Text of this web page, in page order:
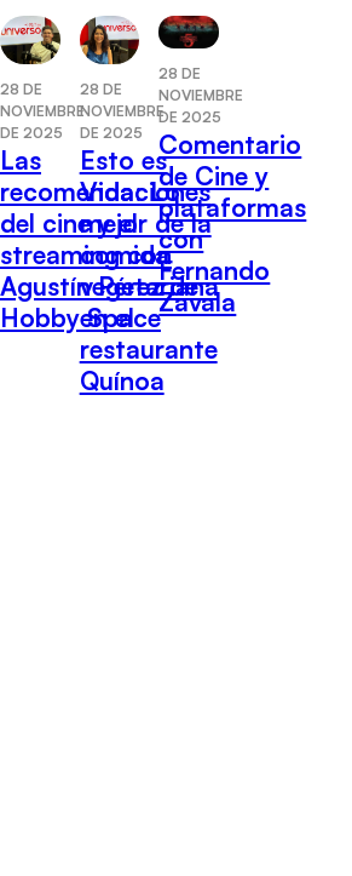
28 DE
NOVIEMBRE
DE 2025
Las
recomendaciones
del cine y el
streaming con
Agustín Pérez de
Hobby Space
28 DE
NOVIEMBRE
DE 2025
Esto es
Vida: Lo
mejor de la
comida
vegetariana
en el
restaurante
Quínoa
28 DE
NOVIEMBRE
DE 2025
Comentario
de Cine y
plataformas
con
Fernando
Zavala